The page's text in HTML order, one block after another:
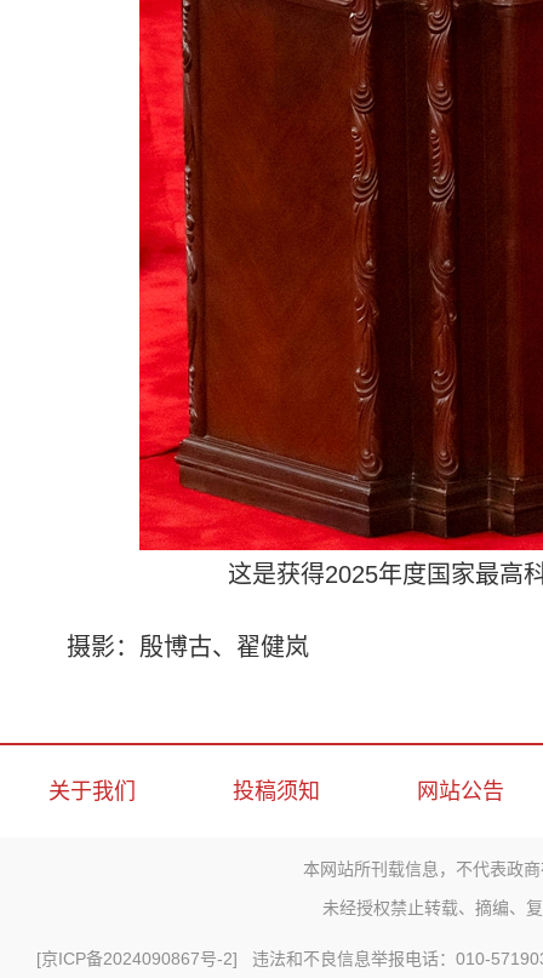
这是获得2025年度国家最高
摄影：殷博古、翟健岚
关于我们 投稿须知 网站公告
本网站所刊载信息，不代表政
未经授权禁止转载、摘编、
[京ICP备2024090867号-2] 违法和不良信息举报电话：010-